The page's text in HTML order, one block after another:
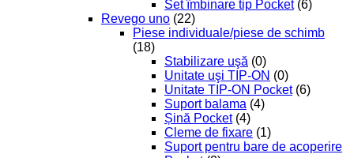
Set îmbinare tip Pocket (6)
Revego uno (22)
Piese individuale/piese de schimb
(18)
Stabilizare uşă (0)
Unitate uşi TIP-ON (0)
Unitate TIP-ON Pocket (6)
Suport balama (4)
Șină Pocket (4)
Cleme de fixare (1)
Suport pentru bare de acoperire